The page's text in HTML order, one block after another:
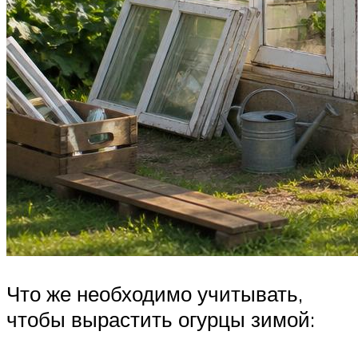
Что же необходимо учитывать,
чтобы вырастить огурцы зимой: